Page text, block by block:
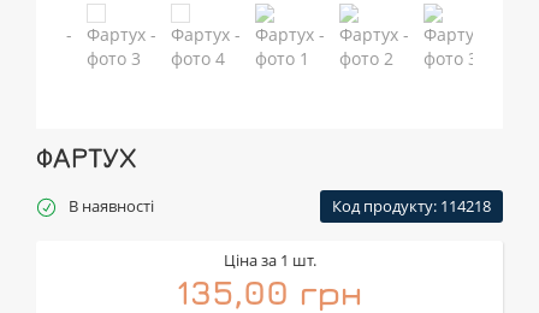
ФАРТУХ
В наявності Код продукту: 114218
Ціна за 1 шт.
135,00 грн